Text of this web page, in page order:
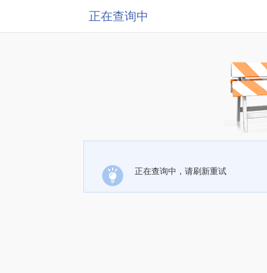
正在查询中
正在查询中，请刷新重试